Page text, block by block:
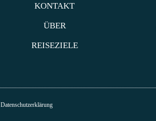
KONTAKT
ÜBER
REISEZIELE
Datenschutzerklärung